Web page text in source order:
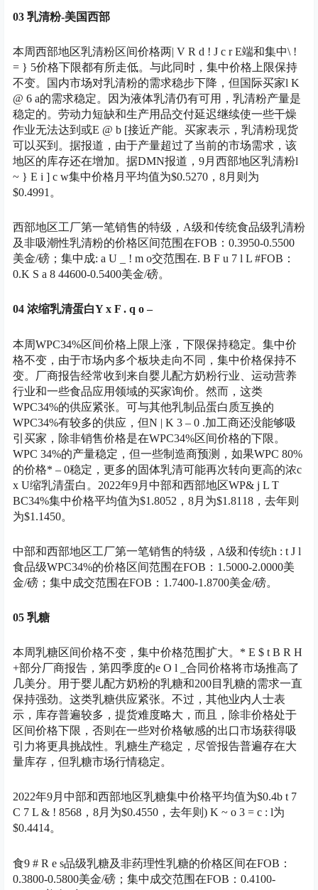
03 乳清粉-美国西部
本周西部地区乳清粉区间价格两| V R d ! J c r E端和集中\ !
= } 5价格下限都有所走低。与此同时，集中价格上限保持
不变。国内市场对乳清粉的需求稳步下降，但国际买家l K
@ 6 a的需求稳定。因为液体乳清仍有可用，乳清粉产量是
稳定的。劳动力短缺和生产用品交付延迟继续使一些干燥
作业无法达到或E @ b [接近产能。买家表示，乳清粉现货
可以买到。据报道，由于产量超过了当前的市场需求，该
地区的库存还在增加。据DMN报道，9月西部地区乳清粉l
~ } E i ] c w集中价格月平均值为$0.5270，8月则为
$0.4991。
西部地区工厂第一笔销售的特级，A级和传统食品级乳清粉
及非吸潮性乳清粉的价格区间范围在FOB：0.3950-0.5500
美金/磅；集中成: a U _ ! m o交范围在. B F u 7 l L #FOB：
0.K S a 8 44600-0.5400美金/磅。
04 浓缩乳清蛋白Y x F . q o –
本周WPC34%区间价格上限上涨，下限保持稳定。集中价
格不变，由于市场内多个板块走向不同，集中价格保持不
变。厂商报告经常收到来自婴儿配方奶粉行业、运动营养
行业和一些食品应用领域的买家询价。然而，这类
WPC34%的供应紧张。可与其他乳制品蛋白质互换的
WPC34%有较多的供应，但N | K 3 – 0 .加工商还没能够吸
引买家，除非销售价格是在WPC34%区间价格的下限。
WPC 34%的产量稳定，但一些制造商预测，如果WPC 80%
的价格* – 0稳定，更多的固体乳清可能再次转向更高的浓c
x U缩乳清蛋白。2022年9月中部和西部地区WP& j L T
BC34%集中价格平均值为$1.8052，8月为$1.8118，去年则
为$1.1450。
中部和西部地区工厂第一笔销售的特级，A级和传统h : t J l
食品级WPC34%的价格区间范围在FOB：1.5000-2.0000美
金/磅；集中成交范围在FOB：1.7400-1.8700美金/磅。
05 乳糖
本周乳糖区间价格不变，集中价格范围扩大。 * E $ t B R H
+部分厂商报告，第四季度的e O l _ 合同价格将市场推高了
几美分。用于婴儿配方奶粉的乳糖和200目乳糖的需求一直
保持强劲。这类乳糖供应紧张。不过，其他业内人士表
示，库存普遍较多，提货难度略大，而且，除非价格处于
区间价格下限，否则在一些对价格敏感的出口市场获得吸
引力将更具挑战性。乳糖生产稳定，尽管报告普遍存在大
量库存，但乳糖市场行情稳定。
2022年9月中部和西部地区乳糖集中价格平均值为$0.4b t 7
C 7 L & ! 8568，8月为$0.4550，去年则 ) K ~ o 3 = c : l为
$0.4414。
食9 # R e s品级乳糖及非药理性乳糖的价格区间在FOB：
0.3800-0.5800美金/磅；集中成交范围在FOB：0.4100-